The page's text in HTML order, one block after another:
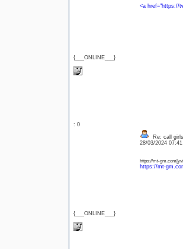
{___ONLINE___}
<a href="https://
: 0
{___ONLINE___}
Re: call girls
28/03/2024
https://mt-
https://mt-